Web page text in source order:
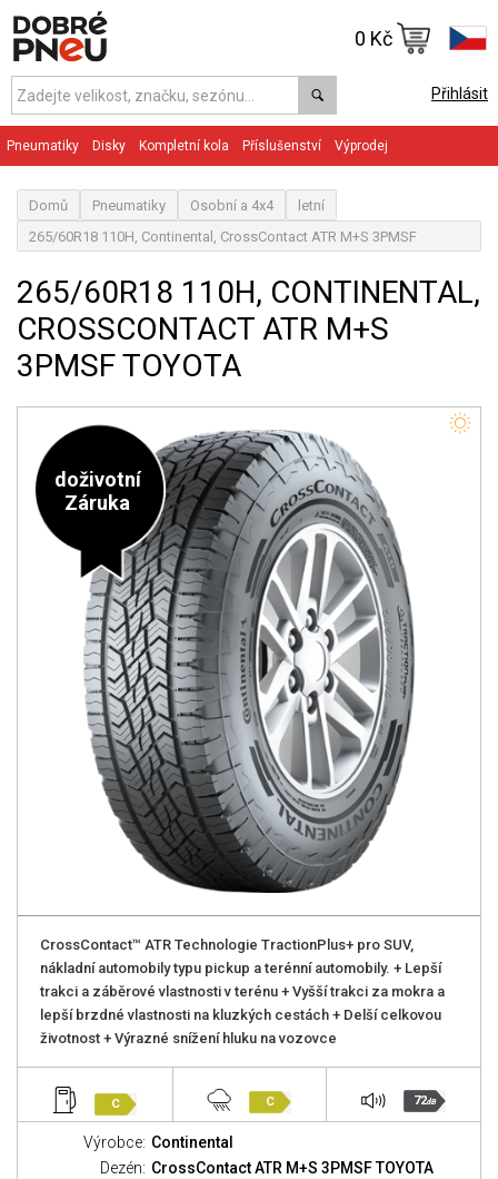
Přihlásit
0 Kč
Pneumatiky Disky Kompletní kola Příslušenství Výprodej
Domů Pneumatiky Osobní a 4x4
letní
265/60R18 110H, Continental, CrossContact ATR M+S 3PMSF
265/60R18 110H, CONTINENTAL,
CROSSCONTACT ATR M+S
3PMSF TOYOTA
doživotní
Záruka
CrossContact™ ATR Technologie TractionPlus+ pro SUV,
nákladní automobily typu pickup a terénní automobily. + Lepší
trakci a záběrové vlastnosti v terénu + Vyšší trakci za mokra a
lepší brzdné vlastnosti na kluzkých cestách + Delší celkovou
životnost + Výrazné snížení hluku na vozovce
C C 72dB
Výrobce: Continental
Dezén: CrossContact ATR M+S 3PMSF TOYOTA